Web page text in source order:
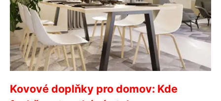
Kovové doplňky pro domov: Kde